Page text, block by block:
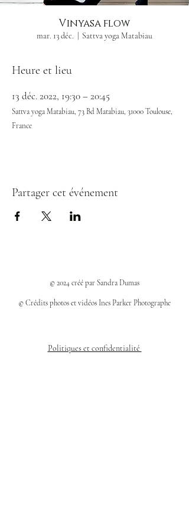
Vinyasa flow
mar. 13 déc. Sattva yoga Matabiau
Heure et lieu
13 déc. 2022, 19:30 – 20:45
Sattva yoga Matabiau, 73 Bd Matabiau, 31000 Toulouse,
France
Partager cet événement
© 2024 créé par Sandra Dumas
© Crédits photos et vidéos Ines Parker Photographe
Politiques et confidentialité